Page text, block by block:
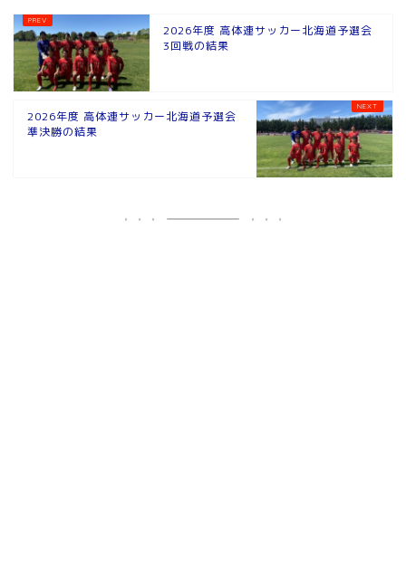
2026年度 高体連サッカー北海道予選会
3回戦の結果
2026年度 高体連サッカー北海道予選会
準決勝の結果